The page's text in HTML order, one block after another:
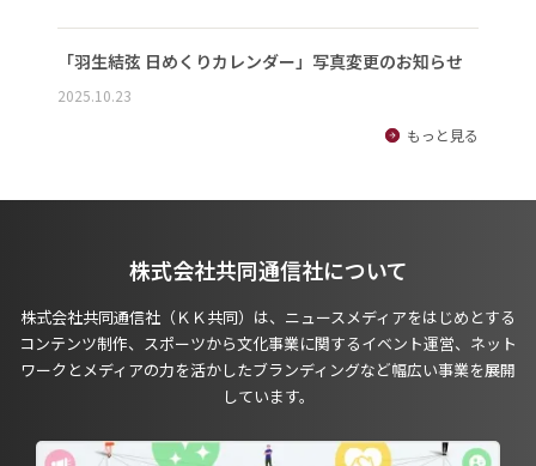
「羽生結弦 日めくりカレンダー」写真変更のお知らせ
2025.10.23
もっと見る
株式会社共同通信社について
株式会社共同通信社（ＫＫ共同）は、ニュースメディアをはじめとする
コンテンツ制作、スポーツから文化事業に関するイベント運営、ネット
ワークとメディアの力を活かしたブランディングなど幅広い事業を展開
しています。